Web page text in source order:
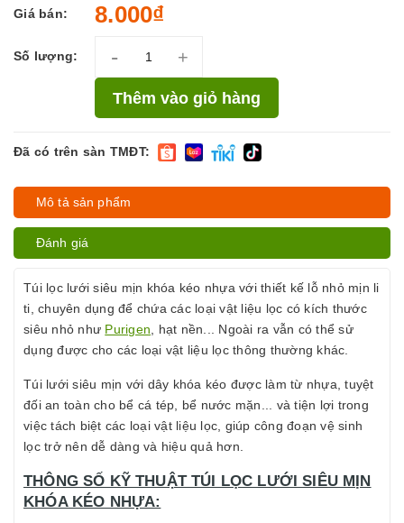
Giá bán: 8.000₫
Số lượng: - +
Thêm vào giỏ hàng
Đã có trên sàn TMĐT:
Mô tả sản phẩm
Đánh giá
Túi lọc lưới siêu mịn khóa kéo nhựa với thiết kế lỗ nhỏ mịn li
ti, chuyên dụng để chứa các loại vật liệu lọc có kích thước
siêu nhỏ như Purigen , hạt nền... Ngoài ra vẫn có thể sử
dụng được cho các loại vật liệu lọc thông thường khác.
Túi lưới siêu mịn với dây khóa kéo được làm từ nhựa, tuyệt
đối an toàn cho bể cá tép, bể nước mặn... và tiện lợi trong
việc tách biệt các loại vật liệu lọc, giúp công đoạn vệ sinh
lọc trở nên dễ dàng và hiệu quả hơn.
THÔNG SỐ KỸ THUẬT TÚI LỌC LƯỚI SIÊU MỊN
KHÓA KÉO NHỰA: